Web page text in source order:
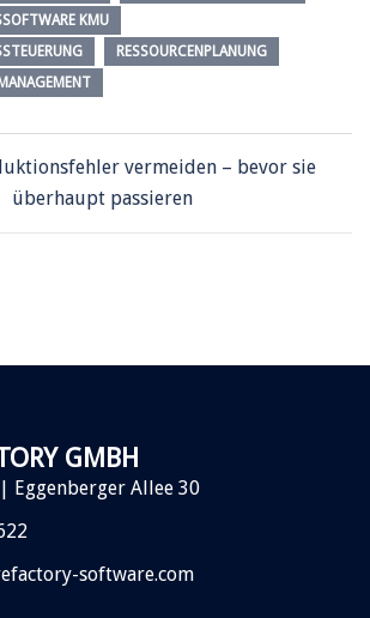
KMU
RESSOURCENPLANUNG
vermeiden – bevor sie
überhaupt passieren
GMBH
Eggenberger Allee 30
software.com